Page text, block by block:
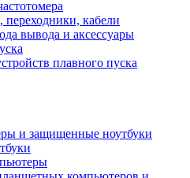
кабели
вывода и аксессуары
плавного пуска
и защищенные ноутбуки